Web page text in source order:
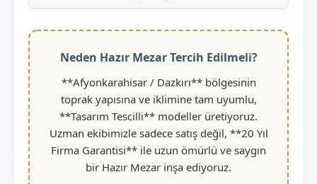
Neden Hazır Mezar Tercih Edilmeli?
**Afyonkarahisar / Dazkırı** bölgesinin
toprak yapısına ve iklimine tam uyumlu,
**Tasarım Tescilli** modeller üretiyoruz.
Uzman ekibimizle sadece satış değil, **20 Yıl
Firma Garantisi** ile uzun ömürlü ve saygın
bir Hazır Mezar inşa ediyoruz.